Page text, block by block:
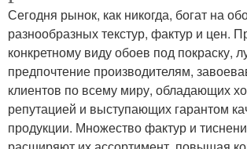
Сегодня рынок, как никогда, богат на
разнообразных текстур, фактур и цен.
конкретному виду обоев под покраску,
предпочтение производителям,
клиентов по всему миру, обладающих
репутацией и выступающих гарантом
продукции. Множество фактур и